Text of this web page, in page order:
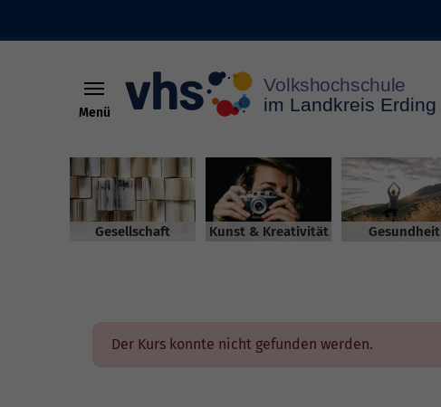
Menü
Gesellschaft Kunst & Kreativität Gesundheit
Der Kurs konnte nicht gefunden werden.